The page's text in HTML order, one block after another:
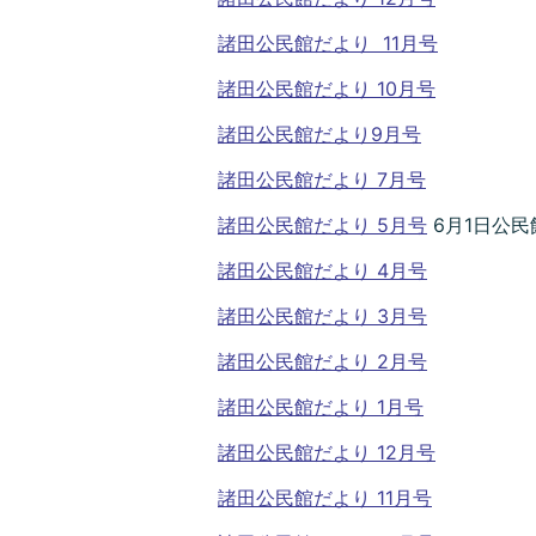
諸田公民館だより 11月号
諸田公民館だより 10月号
諸田公民館だより9月号
諸田公民館だより 7月号
諸田公民館だより 5月号 6月1日公
諸田公民館だより 4月号
諸田公民館だより 3月号
諸田公民館だより 2月号
諸田公民館だより 1月号
諸田公民館だより 12月号
諸田公民館だより 11月号